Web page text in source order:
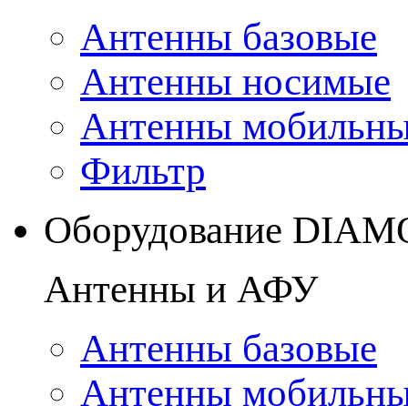
Антенны базовые
Антенны носимые
Антенны
Фильтр
Оборудование
Антенны и АФУ
Антенны базовые
Антенны